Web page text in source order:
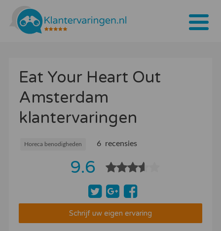
Tarieven
Bedrijven
Over ons
Blogs
Eat Your Heart Out
Amsterdam
klantervaringen
Horeca benodigheden 6 recensies
9.6
Schrijf uw eigen ervaring